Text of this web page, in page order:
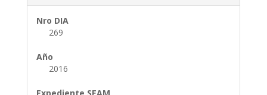
Nro DIA
269
Año
2016